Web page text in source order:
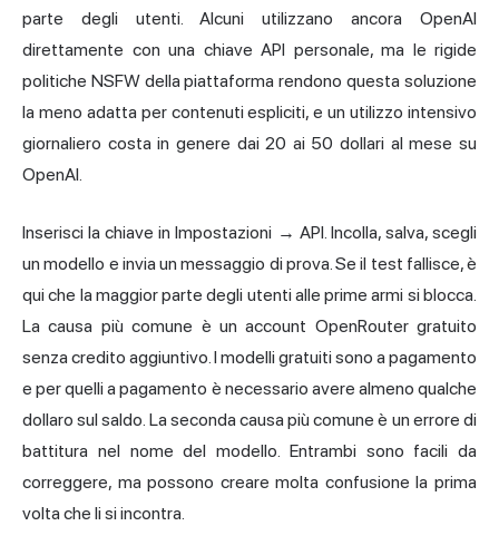
parte degli utenti. Alcuni utilizzano ancora OpenAI
direttamente con una chiave API personale, ma le rigide
politiche NSFW della piattaforma rendono questa soluzione
la meno adatta per contenuti espliciti, e un utilizzo intensivo
giornaliero costa in genere dai 20 ai 50 dollari al mese su
OpenAI.
Inserisci la chiave in Impostazioni → API. Incolla, salva, scegli
un modello e invia un messaggio di prova. Se il test fallisce, è
qui che la maggior parte degli utenti alle prime armi si blocca.
La causa più comune è un account OpenRouter gratuito
senza credito aggiuntivo. I modelli gratuiti sono a pagamento
e per quelli a pagamento è necessario avere almeno qualche
dollaro sul saldo. La seconda causa più comune è un errore di
battitura nel nome del modello. Entrambi sono facili da
correggere, ma possono creare molta confusione la prima
volta che li si incontra.